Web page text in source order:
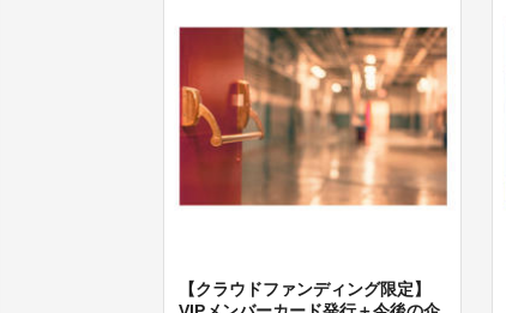
【クラウドファンディング限定】